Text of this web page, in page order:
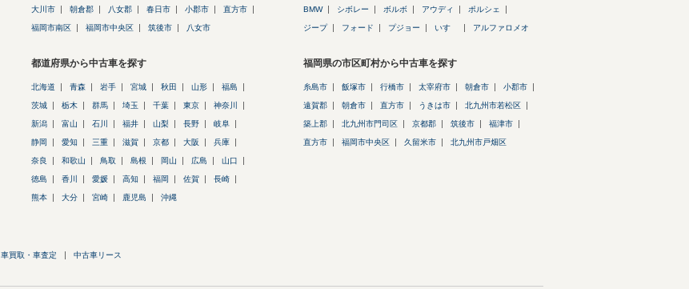
大川市 朝倉郡 八女郡 春日市 小郡市 直方市
福岡市南区 福岡市中央区 筑後市 八女市
BMW シボレー ボルボ アウディ ポルシェ
ジープ フォード プジョー いすゞ アルファロメオ
都道府県から中古車を探す
北海道 青森 岩手 宮城 秋田 山形 福島
茨城 栃木 群馬 埼玉 千葉 東京 神奈川
新潟 富山 石川 福井 山梨 長野 岐阜
静岡 愛知 三重 滋賀 京都 大阪 兵庫
奈良 和歌山 鳥取 島根 岡山 広島 山口
徳島 香川 愛媛 高知 福岡 佐賀 長崎
熊本 大分 宮崎 鹿児島 沖縄
福岡県の市区町村から中古車を探す
糸島市 飯塚市 行橋市 太宰府市 朝倉市 小郡市
遠賀郡 朝倉市 直方市 うきは市 北九州市若松区
築上郡 北九州市門司区 京都郡 筑後市 福津市
直方市 福岡市中央区 久留米市 北九州市戸畑区
車買取・車査定 中古車リース